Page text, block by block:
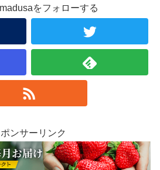
をフォローする
ンサーリンク